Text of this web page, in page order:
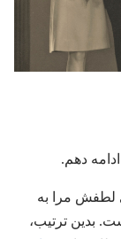
دهم.‏
لطفش مرا به
بدین ترتیب،‏